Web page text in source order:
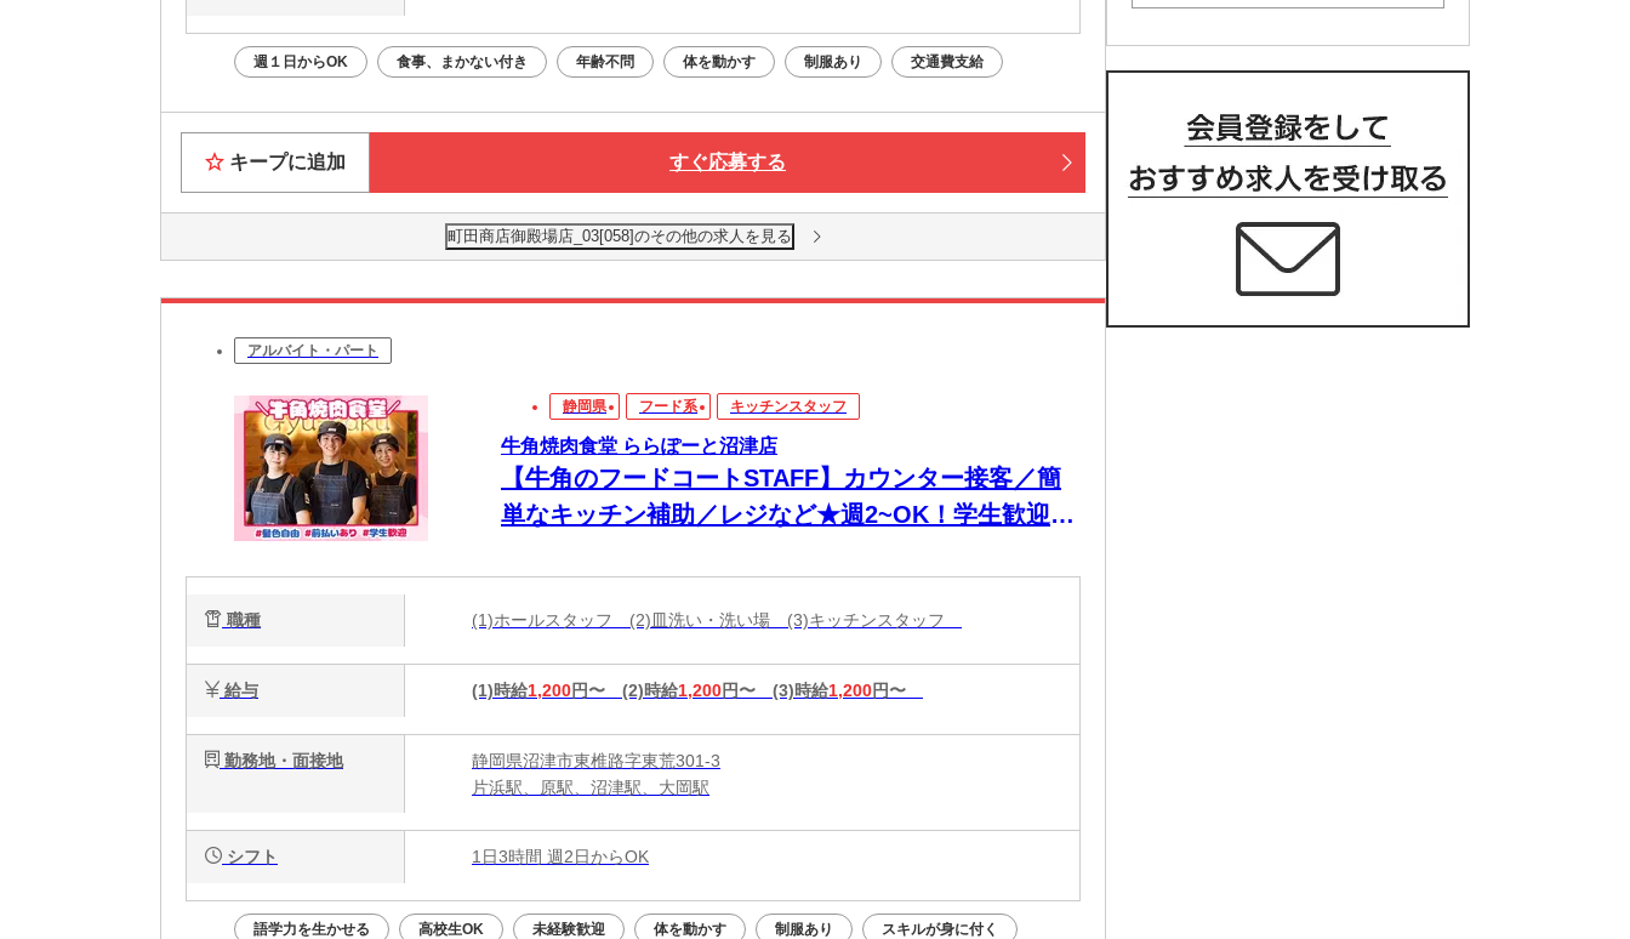
週１日からOK 食事、まかない付き 年齢不問 体を動かす 制服あり 交通費支給
キープに追加 すぐ応募する
町田商店御殿場店_03[058]のその他の求人を見る
アルバイト・パート
静岡県 フード系 キッチンスタッフ
牛角焼肉食堂 ららぽーと沼津店
【牛角のフードコートSTAFF】カウンター接客／簡
単なキッチン補助／レジなど★週2~OK！学生歓迎☆
職種 (1)ホールスタッフ (2)皿洗い・洗い場 (3)キッチンスタッフ
給与 (1)時給1,200円〜 (2)時給1,200円〜 (3)時給1,200円〜
勤務地・面接地
静岡県沼津市東椎路字東荒301-3
片浜駅、原駅、沼津駅、大岡駅
シフト 1日3時間 週2日からOK
語学力を生かせる 高校生OK 未経験歓迎 体を動かす 制服あり スキルが身に付く